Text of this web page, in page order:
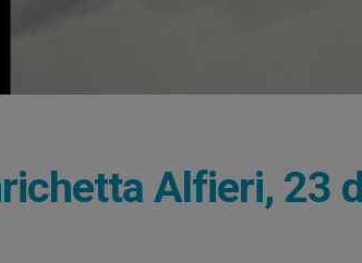
Alfieri, 23